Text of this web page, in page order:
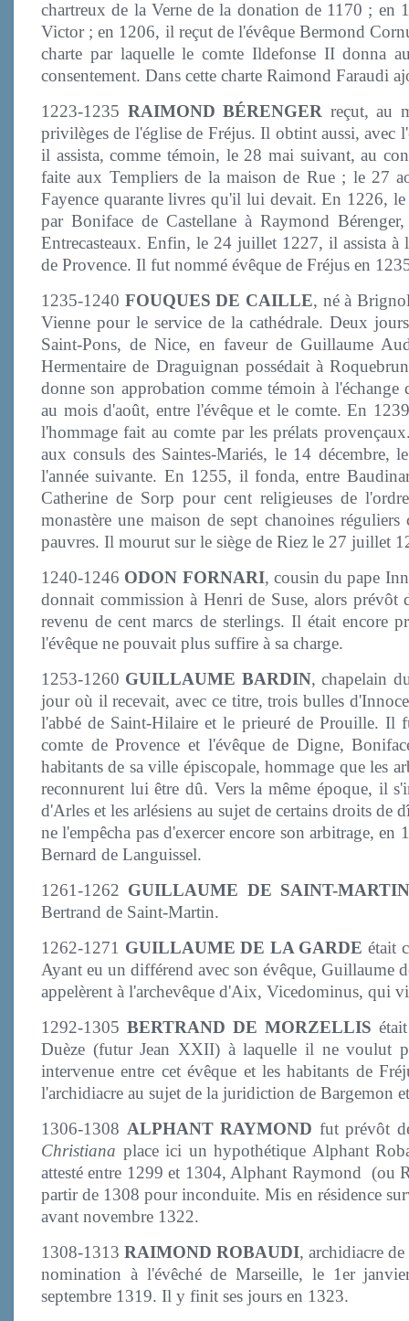
chartreux de la Verne de la donation de 1170 ; en
Victor ; en 1206, il reçut de l'évêque Bermond
charte par laquelle le comte Ildefonse II donna
consentement. Dans cette charte Raimond Faraudi
1223-1235 RAIMOND BÉRENGER reçut, au
privilèges de l'église de Fréjus. Il obtint aussi, avec
il assista, comme témoin, le 28 mai suivant, au
faite aux Templiers de la maison de Rue ; le 27
Fayence quarante livres qu'il lui devait. En 1226,
par Boniface de Castellane à Raymond
Entrecasteaux. Enfin, le 24 juillet 1227, il assista à
de Provence. Il fut nommé évêque de Fréjus en
1235-1240 FOUQUES DE CAILLE, né à
Vienne pour le service de la cathédrale. Deux
Saint-Pons, de Nice, en faveur de Guillaume
Hermentaire de Draguignan possédait à
donne son approbation comme témoin à
au mois d'août, entre l'évêque et le comte. En
l'hommage fait au comte par les prélats
aux consuls des Saintes-Mariés, le 14
l'année suivante. En 1255, il fonda, entre
Catherine de Sorp pour cent religieuses de
monastère une maison de sept chanoines
pauvres. Il mourut sur le siège de Riez le 27 juillet
1240-1246 ODON FORNARI, cousin du pape
donnait commission à Henri de Suse, alors
revenu de cent marcs de sterlings. Il était encore
l'évêque ne pouvait plus suffire à sa charge.
1253-1260 GUILLAUME BARDIN, chapelain
jour où il recevait, avec ce titre, trois bulles
l'abbé de Saint-Hilaire et le prieuré de Prouille. Il
comte de Provence et l'évêque de Digne,
habitants de sa ville épiscopale, hommage que les
reconnurent lui être dû. Vers la même époque, il
d'Arles et les arlésiens au sujet de certains droits
ne l'empêcha pas d'exercer encore son arbitrage,
Bernard de Languissel.
1261-1262 GUILLAUME DE SAINT-
Bertrand de Saint-Martin.
1262-1271 GUILLAUME DE LA GARDE était
Ayant eu un différend avec son évêque, Guillaume
appelèrent à l'archevêque d'Aix, Vicedominus, qui
1292-1305 BERTRAND DE MORZELLIS
Duèze (futur Jean XXII) à laquelle il ne voulut
intervenue entre cet évêque et les habitants de
l'archidiacre au sujet de la juridiction de Bargemon
1306-1308 ALPHANT RAYMOND fut prévôt
Christiana place ici un hypothétique Alphant
attesté entre 1299 et 1304, Alphant Raymond (ou
partir de 1308 pour inconduite. Mis en résidence
avant novembre 1322.
1308-1313 RAIMOND ROBAUDI, archidiacre
nomination à l'évêché de Marseille, le 1er
septembre 1319. Il y finit ses jours en 1323.